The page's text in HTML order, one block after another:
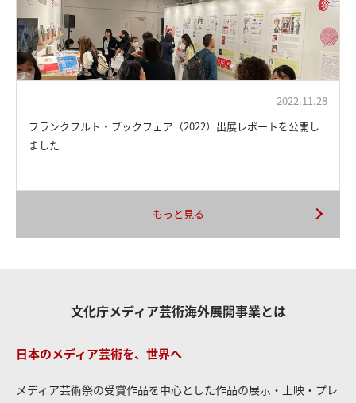
2022.11.28
フランクフルト・ブックフェア（2022）出展レポートを公開し
ました
もっと見る
文化庁メディア芸術海外展開事業とは
日本のメディア芸術を、世界へ
メディア芸術祭の受賞作品を中心とした作品の展示・上映・プレ